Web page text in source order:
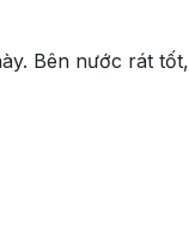
Bên nước rát tốt,